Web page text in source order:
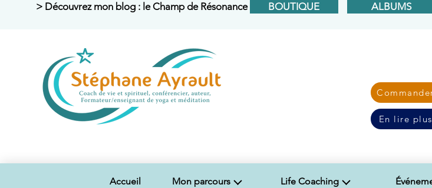
> Découvrez mon blog : le Champ de Résonance < BOUTIQUE ALBUMS
En lire
Accueil Mon parcours Life Coaching